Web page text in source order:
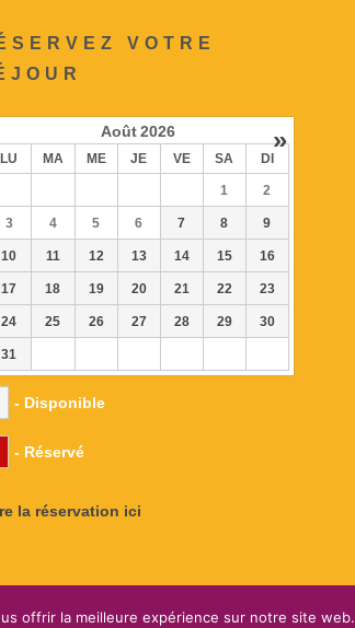
VOTRE
»
Août 2026
LU MA ME JE VE SA DI
1 2
3 4 5 6 7 8 9
10 11 12 13 14 15 16
17 18 19 20 21 22 23
24 25 26 27 28 29 30
31
- Disponible
- Réservé
la réservation ici
-Mentions légales-Plan du site
offrir la meilleure expérience sur notre site web.